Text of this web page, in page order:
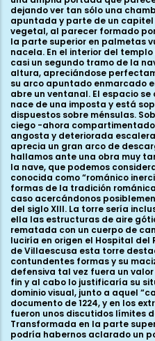
dejando ver tan sólo una
apuntada y parte de un
vegetal, al parecer formado
la parte superior en palmetas
nacela. En el interior del
casi un segundo tramo de la
altura, apreciándose
su arco apuntado enmarcado
abre un ventanal. El espacio
nace de una imposta y está
dispuestos sobre ménsulas.
ciego -ahora
angosta y deteriorada
aprecia un gran arco de
hallamos ante una obra muy
la nave, que podemos
conocida como “románico
formas de la tradición
caso acercándonos
del siglo XIII. La torre sería
ella las estructuras de aire
rematada con un cuerpo de
luciría en origen el Hospital del
de Villaescusa esta torre
contundentes formas y su
defensiva tal vez fuera un
fin y al cabo lo justificaría su
dominio visual, junto a aquel
documento de 1224, y en los
fueron unos discutidos límites
Transformada en la parte
podría habernos aclarado un